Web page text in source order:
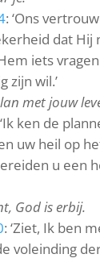
: ‘Ons
dat Hij
iets vragen
zijn wil.’
met jouw
Ik ken de
uw heil op
u een
God is erbij.
: ‘Ziet, Ik ben
voleinding